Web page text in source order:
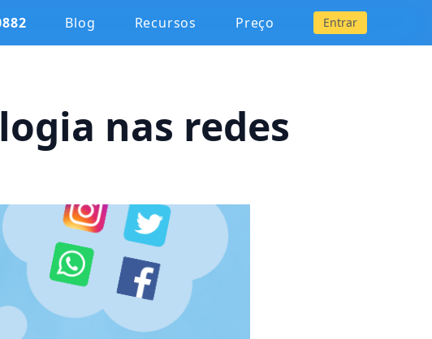
Blog Recursos Preço Entrar
nas redes